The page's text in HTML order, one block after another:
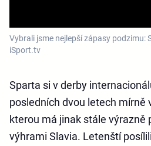
Vybrali jsme nejlepší zápasy podzimu:
iSport.tv
Sparta si v derby
posledních dvou letech mírně
kterou má jinak stále výrazně
výhrami Slavia. Letenští